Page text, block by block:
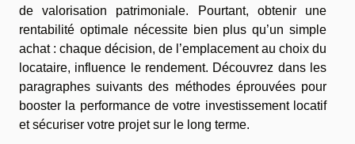
de valorisation patrimoniale. Pourtant, obtenir une
rentabilité optimale nécessite bien plus qu’un simple
achat : chaque décision, de l’emplacement au choix du
locataire, influence le rendement. Découvrez dans les
paragraphes suivants des méthodes éprouvées pour
booster la performance de votre investissement locatif
et sécuriser votre projet sur le long terme.